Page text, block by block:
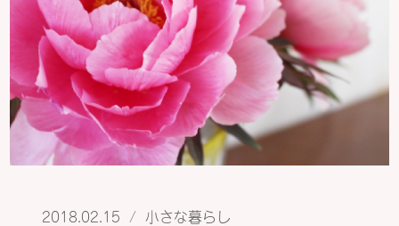
2018.02.15 / 小さな暮らし